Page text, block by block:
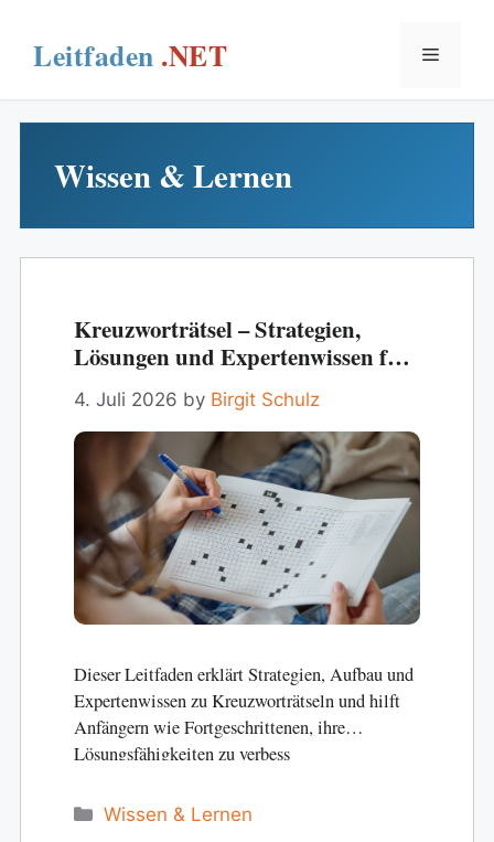
content
Menu
Wissen & Lernen
Kreuzworträtsel – Strategien,
Lösungen und Expertenwissen für
Anfänger und Fortgeschrittene
4. Juli 2026 by Birgit Schulz
Dieser Leitfaden erklärt Strategien, Aufbau und
Expertenwissen zu Kreuzworträtseln und hilft
Anfängern wie Fortgeschrittenen, ihre
Lösungsfähigkeiten zu verbess
Categories
Wissen & Lernen